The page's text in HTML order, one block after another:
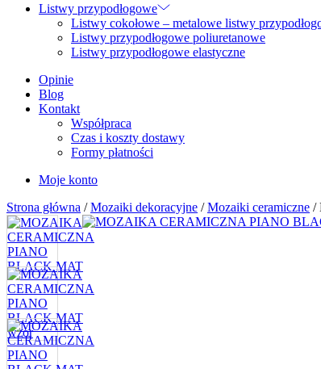
Listwy przypodłogowe
Listwy cokołowe – metalowe listwy
Listwy przypodłogowe poliuretanowe
Listwy przypodłogowe elastyczne
Opinie
Blog
Kontakt
Współpraca
Czas i koszty dostawy
Formy płatności
Moje konto
Strona główna /Mozaiki dekoracyjne /Mozaiki ceramiczne /